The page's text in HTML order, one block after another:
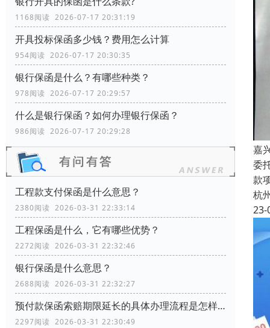
1168阅读 2026-07-17 20:31:19
开具投标保函多少钱？费用怎么计算
954阅读 2026-07-17 20:30:35
银行保函是什么？有哪些种类？
978阅读 2026-07-17 20:29:57
什么是银行保函？如何办理银行保函？
986阅读 2026-07-17 20:29:28
工程款支付保函是什么意思？
2380阅读 2026-03-31 22:33:14
工程保函是什么，它有哪些优势？
2272阅读 2026-03-31 22:32:46
银行保函是什么意思？
2688阅读 2026-03-31 22:32:27
预付款保函索赔期限延长的具体办理流程是怎样的？
2297阅读 2026-03-31 22:30:49
嘉
委
款
杭
23-